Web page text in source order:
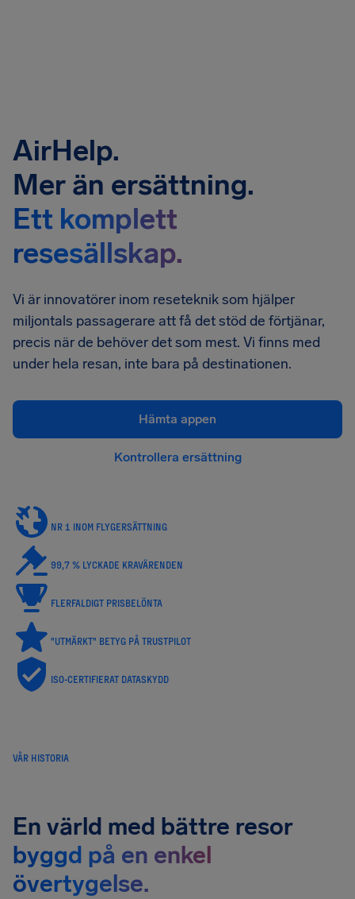
AirHelp.
Mer än ersättning.
Ett komplett
resesällskap.
Vi är innovatörer inom reseteknik som hjälper
miljontals passagerare att få det stöd de förtjänar,
precis när de behöver det som mest. Vi finns med
under hela resan, inte bara på destinationen.
Hämta appen
Kontrollera ersättning
NR 1 INOM FLYGERSÄTTNING
99,7 % LYCKADE KRAVÄRENDEN
FLERFALDIGT PRISBELÖNTA
"UTMÄRKT" BETYG PÅ TRUSTPILOT
ISO-CERTIFIERAT DATASKYDD
VÅR HISTORIA
En värld med bättre resor
byggd på en enkel
övertygelse.